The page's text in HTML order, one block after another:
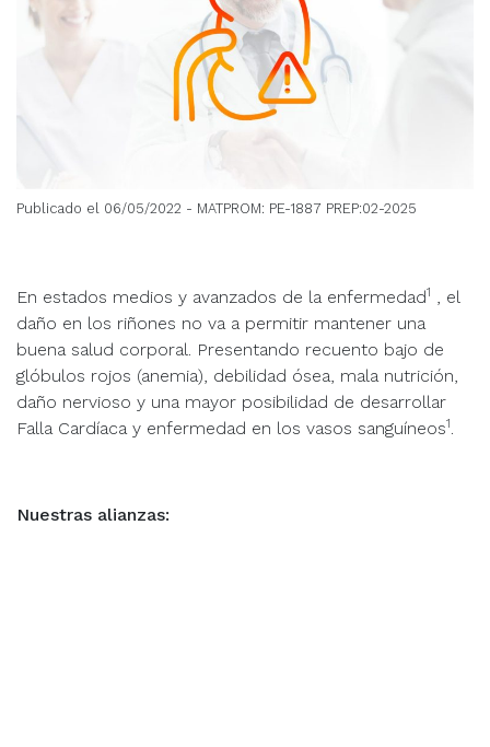
Publicado el 06/05/2022 - MATPROM: PE-1887 PREP:02-2025
En estados medios y avanzados de la enfermedad1
, el
daño en los riñones no va a permitir mantener una
buena salud corporal. Presentando recuento bajo de
glóbulos rojos (anemia), debilidad ósea, mala nutrición,
daño nervioso y una mayor posibilidad de desarrollar
Falla Cardíaca y enfermedad en los vasos sanguíneos1
Nuestras alianzas: